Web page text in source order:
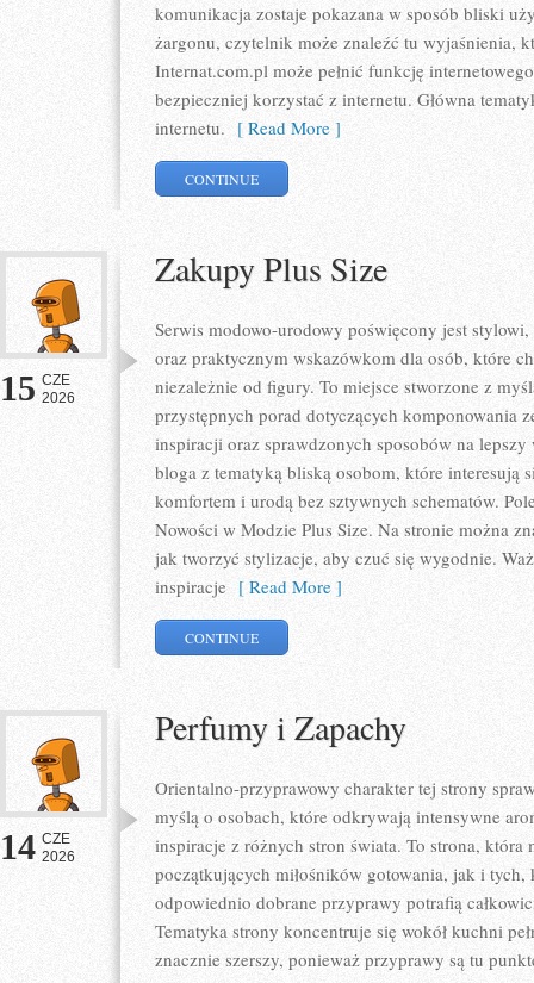
komunikacja zostaje pokazana w sposób bliski
żargonu, czytelnik może znaleźć tu wyjaśnienia,
Internat.com.pl może pełnić funkcję
bezpieczniej korzystać z internetu. Główna
internetu. [ Read More ]
CONTINUE
15 CZE
2026
Zakupy Plus Size
Serwis modowo-urodowy poświęcony jest
oraz praktycznym wskazówkom dla osób, które
niezależnie od figury. To miejsce stworzone z
przystępnych porad dotyczących komponowania
inspiracji oraz sprawdzonych sposobów na
bloga z tematyką bliską osobom, które interesują
komfortem i urodą bez sztywnych schematów.
Nowości w Modzie Plus Size. Na stronie można
jak tworzyć stylizacje, aby czuć się wygodnie.
inspiracje [ Read More ]
CONTINUE
14 CZE
2026
Perfumy i Zapachy
Orientalno-przyprawowy charakter tej strony
myślą o osobach, które odkrywają intensywne
inspiracje z różnych stron świata. To strona, która
początkujących miłośników gotowania, jak i
odpowiednio dobrane przyprawy potrafią
Tematyka strony koncentruje się wokół kuchni
znacznie szerszy, ponieważ przyprawy są tu